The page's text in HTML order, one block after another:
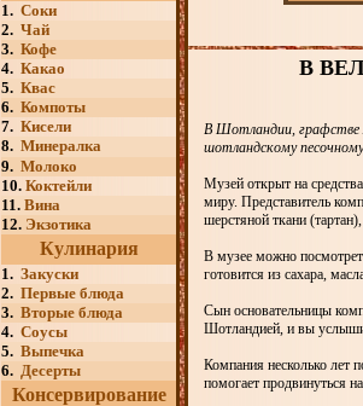
1. Соки
2. Чай
3. Кофе
4. Какао
5. Квас
6. Компоты
7. Кисели
8. Минералка
9. Молоко
10. Коктейли
11. Вина
12. Экзотика
Кулинария
1. Закуски
2. Первые блюда
3. Вторые блюда
4. Соусы
5. Выпечка
6. Десерты
Консервирование
В
В Шотландии, графстве
шотландскому
Музей открыт на
миру. Представитель
шерстяной ткани
В музее можно
готовится из сахара,
Сын основательницы
Шотландией, и вы
Компания несколько лет
помогает продвинуться